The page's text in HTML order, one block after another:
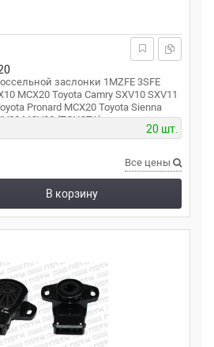
заслонки 1MZFE 3SFE
MCX20 Toyota Camry SXV10 SXV11
Pronard MCX20 Toyota Sienna
MCV20 (TOYOTA)
20 шт.
Все цены
В корзину